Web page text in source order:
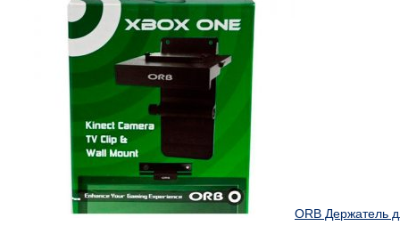
ORB Держатель